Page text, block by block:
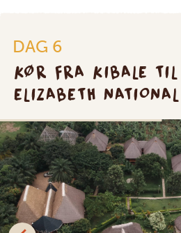
DAG 6
KØR FRA KIBALE
ELIZABETH